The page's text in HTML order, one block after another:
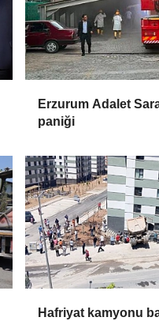
Erzurum Adalet
paniği
Hafriyat kamyonu